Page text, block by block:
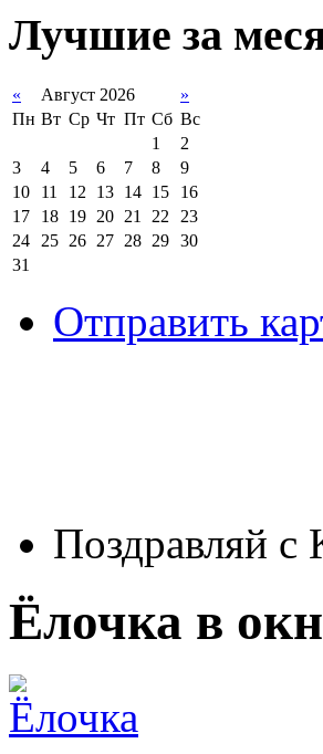
Лучшие за
« Август 2026
»
Пн Вт Ср Чт Пт Сб Вс
1
2
3
4 5 6 7 8
9
10
11 12 13 14 15
16
17
18 19 20 21 22
23
24
25 26 27 28 29 30
31
Отправить
Поздравляй с
Ёлочка в